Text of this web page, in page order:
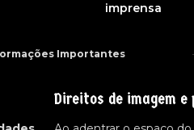
imprensa
Importantes
Direitos de imagem